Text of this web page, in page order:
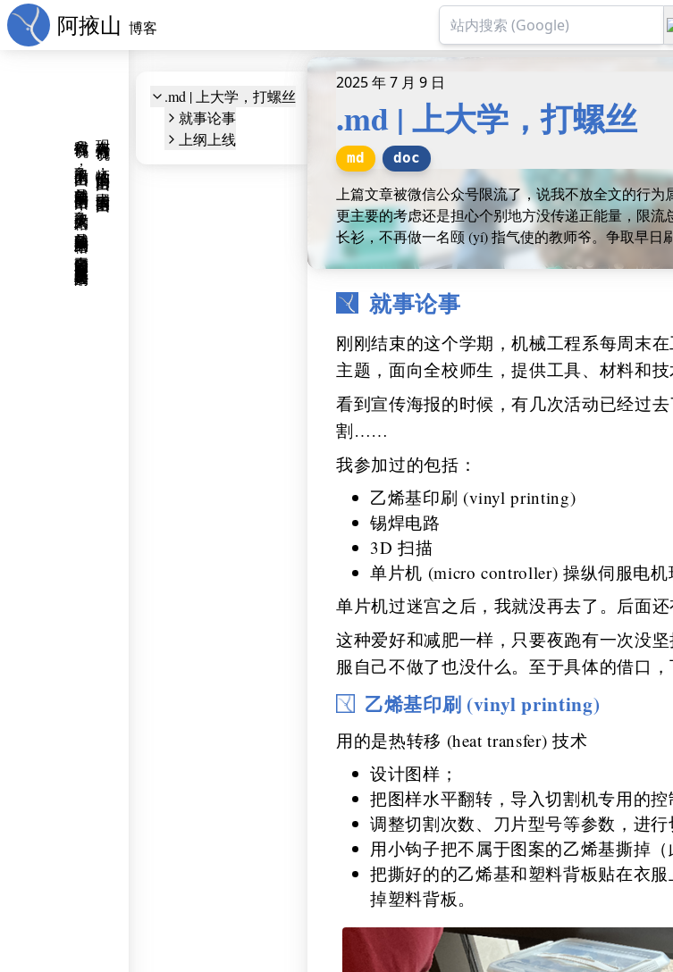
阿掖山 博客
现在有人对你们说：“牺牲你们个人的自由，去求国家的自由！”
我对你们说：“争取个人的自由，就是争取国家的自由；争取个人的人格，就是争取国家的国格！自由平等的国家不是一群奴才建造得起来的！”
2025 年 7 月 9 日
.md | 上大学，打螺丝
md doc
上篇文章被微信公众号限流了，说我不放全文的行
更主要的考虑还是担心个别地方没传递正能量，限
长衫，不再做一名颐 (yí) 指气使的教师爷。争取早日
.md | 上大学，打螺丝
就事论事
上纲上线
就事论事
刚刚结束的这个学期，机械工程系每周末
主题，面向全校师生，提供工具、材料和技
看到宣传海报的时候，有几次活动已经过
割……
我参加过的包括：
乙烯基印刷 (vinyl printing)
锡焊电路
3D 扫描
单片机 (micro controller) 操纵伺服电机
单片机过迷宫之后，我就没再去了。后面
这种爱好和减肥一样，只要夜跑有一次没
服自己不做了也没什么。至于具体的借口，
乙烯基印刷 (vinyl printing)
用的是热转移 (heat transfer) 技术
设计图样；
把图样水平翻转，导入切割机专用的控
调整切割次数、刀片型号等参数，进行
用小钩子把不属于图案的乙烯基撕掉（
把撕好的的乙烯基和塑料背板贴在衣
掉塑料背板。